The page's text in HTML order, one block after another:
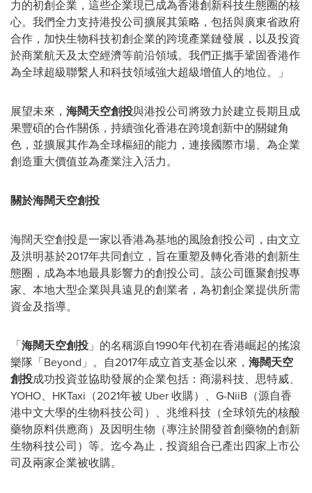
力的初創企業，這些企業現已成為香港創新科技生態圈的核
心。我們全力支持港投公司擴展其策略，包括與廣東省政府
合作，加快生物科技初創企業的跨境產業鏈發展，以及投資
於商業航天及太空經濟等前沿領域。我們正攜手鞏固香港作
為全球超級聯繫人和科技領域強大超級增值人的地位。」
展望未來， 海闊天空創投與港投公司將致力於建立長期且成
果豐碩的合作關係，持續強化香港在跨境創新中的關鍵角
色，並擴展其作為全球樞紐的能力，連接國際市場、為企業
創造重大價值並為產業注入活力。
關於海闊天空創投
海闊天空創投是一家以香港為基地的風險創投公司，由文立
及洪明基於2017年共同創立，旨在重塑及轉化香港的創新生
態圈，成為本地最具影響力的創投公司。該公司匯聚創投專
家、本地大型企業與具遠見的創業者，為初創企業提供所需
資金及指導。
「海闊天空創投 」的名稱源自1990年代初在香港崛起的搖滾
樂隊「Beyond」。自2017年成立首支基金以來， 海闊天空
創投成功投資並協助發展的企業包括：商湯科技、思特威、
YOHO、HKTaxi（2021年被 Uber 收購）、G-NiiB（源自香
港中文大學的生物科技公司）、兆维科技（全球領先的核酸
藥物原料供應商）及因明生物（專注於開發首創藥物的創新
生物科技公司）等。迄今為止，投資組合已產出四家上市公
司及兩家企業被收購。